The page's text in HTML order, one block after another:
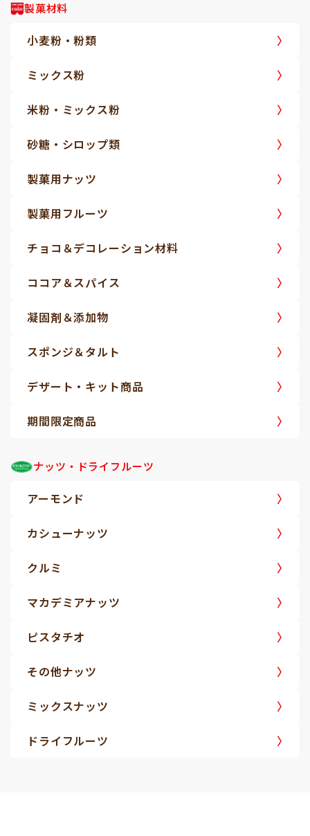
製菓材料
小麦粉・粉類
ミックス粉
米粉・ミックス粉
砂糖・シロップ類
製菓用ナッツ
製菓用フルーツ
チョコ＆デコレーション材料
ココア＆スパイス
凝固剤＆添加物
スポンジ＆タルト
デザート・キット商品
期間限定商品
ナッツ・ドライフルーツ
アーモンド
カシューナッツ
クルミ
マカデミアナッツ
ピスタチオ
その他ナッツ
ミックスナッツ
ドライフルーツ